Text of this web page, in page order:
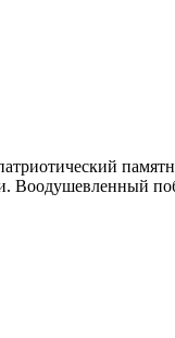
Воодушевленный